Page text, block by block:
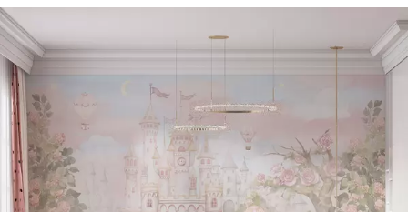
43816.6726290.00$/m²